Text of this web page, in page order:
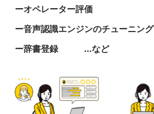
ーオペレーター評価
ー音声認識エンジンのチューニング
ー辞書登録 ...など